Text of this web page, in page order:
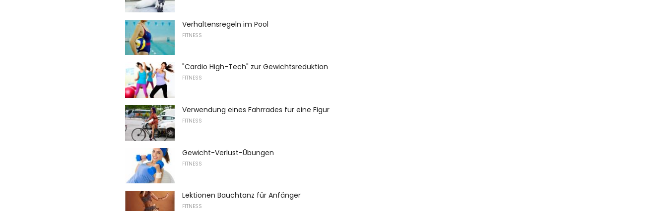
Verhaltensregeln im Pool
FITNESS
"Cardio High-Tech" zur Gewichtsreduktion
FITNESS
Verwendung eines Fahrrades für eine Figur
FITNESS
Gewicht-Verlust-Übungen
FITNESS
Lektionen Bauchtanz für Anfänger
FITNESS